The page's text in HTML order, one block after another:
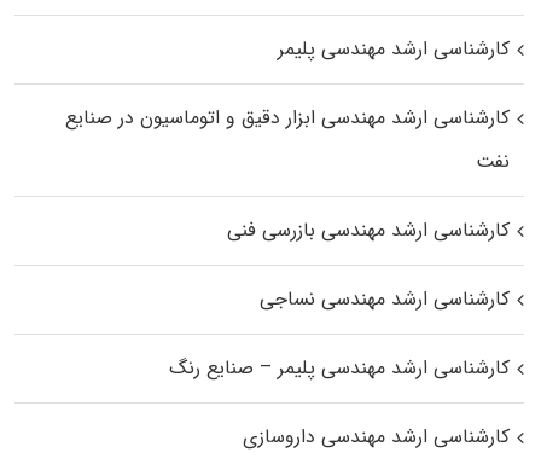
کارشناسی ارشد مهندسی پلیمر
کارشناسی ارشد مهندسی ابزار دقیق و اتوماسیون در صنایع
نفت
کارشناسی ارشد مهندسی بازرسی فنی
کارشناسی ارشد مهندسی نساجی
کارشناسی ارشد مهندسی پلیمر – صنایع رنگ
کارشناسی ارشد مهندسی داروسازی